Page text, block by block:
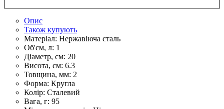
Опис
Також купують
Матеріал: Нержавіюча сталь
Об'єм, л: 1
Діаметр, см: 20
Висота, см: 6.3
Товщина, мм: 2
Форма: Кругла
Колір: Сталевий
Вага, г: 95